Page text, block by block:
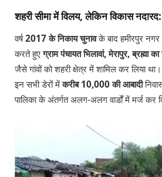
शहरी सीमा में विलय, लेकिन विकास नदारद:
वर्ष2017 के निकाय चुनावके बाद हमीरपुर नगर
करते हुएग्राम पंचायत भिलावां, मेरापुर, ब्रह्मा
जैसे गांवों को शहरी क्षेत्र में शामिल कर लिया था।
इन सभी डेरों मेंकरीब 10,000 की आबादी
पालिका के अंतर्गत अलग-अलग वार्डों में मर्ज कर